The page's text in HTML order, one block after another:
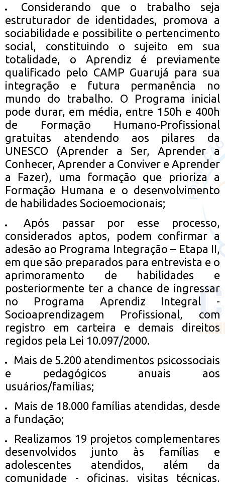
Considerando que o trabalho seja
estruturador de identidades, promova a
sociabilidade e possibilite o pertencimento
social, constituindo o sujeito em sua
totalidade, o Aprendiz é previamente
qualificado pelo CAMP Guarujá para sua
integração e futura permanência no
mundo do trabalho. O Programa inicial
pode durar, em média, entre 150h e 400h
de Formação Humano-Profissional
gratuitas atendendo aos pilares da
UNESCO (Aprender a Ser, Aprender a
Conhecer, Aprender a Conviver e Aprender
a Fazer), uma formação que prioriza a
Formação Humana e o desenvolvimento
de habilidades Socioemocionais;
Após passar por esse processo,
considerados aptos, podem confirmar a
adesão ao Programa Integração – Etapa II,
em que são preparados para entrevista e o
aprimoramento de habilidades e
posteriormente ter a chance de ingressar
no Programa Aprendiz Integral -
Socioaprendizagem Profissional, com
registro em carteira e demais direitos
regidos pela Lei 10.097/2000.
Mais de 5.200 atendimentos psicossociais
e pedagógicos anuais aos
usuários/famílias;
Mais de 18.000 famílias atendidas, desde
a fundação;
Realizamos 19 projetos complementares
desenvolvidos junto às famílias e
adolescentes atendidos, além da
comunidade - oficinas, visitas técnicas,